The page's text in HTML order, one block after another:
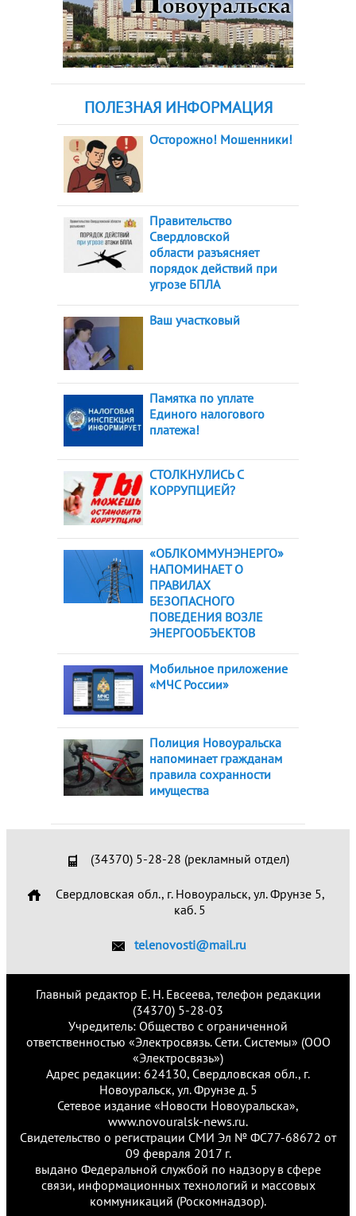
ПОЛЕЗНАЯ ИНФОРМАЦИЯ
Осторожно! Мошенники!
Правительство
Свердловской
области разъясняет
порядок действий при
угрозе БПЛА
Ваш участковый
Памятка по уплате
Единого налогового
платежа!
СТОЛКНУЛИСЬ С
КОРРУПЦИЕЙ?
«ОБЛКОММУНЭНЕРГО»
НАПОМИНАЕТ О
ПРАВИЛАХ
БЕЗОПАСНОГО
ПОВЕДЕНИЯ ВОЗЛЕ
ЭНЕРГООБЪЕКТОВ
Мобильное приложение
«МЧС России»
Полиция Новоуральска
напоминает гражданам
правила сохранности
имущества
(34370) 5-28-28 (рекламный отдел)
Свердловская обл., г. Новоуральск, ул. Фрунзе 5,
каб. 5
telenovosti@mail.ru
Главный редактор Е. Н. Евсеева, телефон редакции
(34370) 5-28-03
Учредитель: Общество с ограниченной
ответственностью «Электросвязь. Сети. Системы» (ООО
«Электросвязь»)
Адрес редакции: 624130, Свердловская обл., г.
Новоуральск, ул. Фрунзе д. 5
Сетевое издание «Новости Новоуральска»,
www.novouralsk-news.ru.
Свидетельство о регистрации СМИ Эл № ФС77-68672 от
09 февраля 2017 г.
выдано Федеральной службой по надзору в сфере
связи, информационных технологий и массовых
коммуникаций (Роскомнадзор).